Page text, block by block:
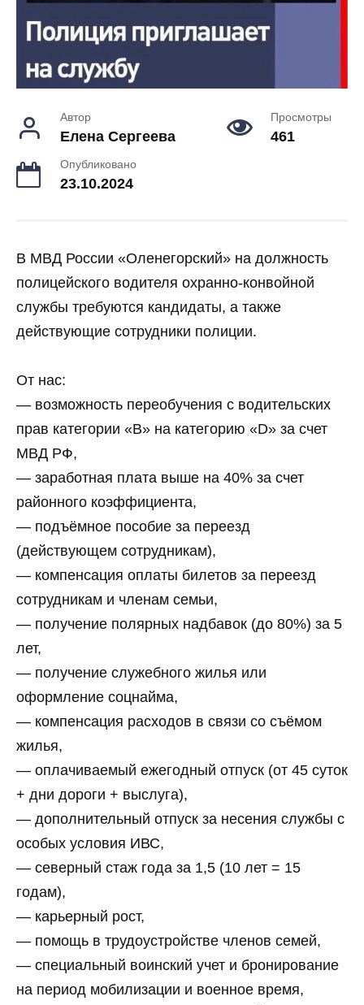
Автор
Елена Сергеева
Просмотры
461
Опубликовано
23.10.2024
В МВД России «Оленегорский» на должность
полицейского водителя охранно-конвойной
службы требуются кандидаты, а также
действующие сотрудники полиции.
От нас:
— возможность переобучения с водительских
прав категории «B» на категорию «D» за счет
МВД РФ,
— заработная плата выше на 40% за счет
районного коэффициента,
— подъёмное пособие за переезд
(действующем сотрудникам),
— компенсация оплаты билетов за переезд
сотрудникам и членам семьи,
— получение полярных надбавок (до 80%) за 5
лет,
— получение служебного жилья или
оформление соцнайма,
— компенсация расходов в связи со съёмом
жилья,
— оплачиваемый ежегодный отпуск (от 45 суток
+ дни дороги + выслуга),
— дополнительный отпуск за несения службы с
особых условия ИВС,
— северный стаж года за 1,5 (10 лет = 15
годам),
— карьерный рост,
— помощь в трудоустройстве членов семей,
— специальный воинский учет и бронирование
на период мобилизации и военное время,